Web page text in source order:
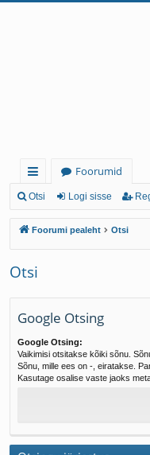
iirl
in
d
Foorumid
Otsi Logi sisse
Foorumi pealeht Otsi
Otsi
Google Otsing
Google Otsing:
Vaikimisi otsitakse kõiki sõnu.
Sõnu, mille ees on -, eiratakse.
Kasutage osalise vaste jaoks